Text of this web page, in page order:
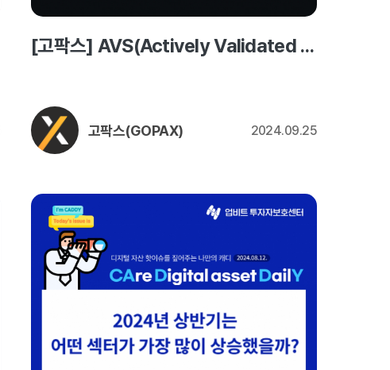
[고팍스] AVS(Actively Validated Services)란 무엇인가요?
고팍스(GOPAX) 2024.09.25